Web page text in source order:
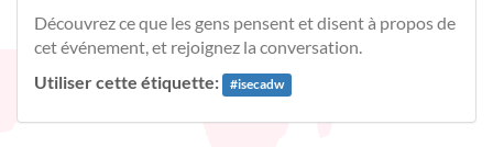
Découvrez ce que les gens pensent et disent à propos de
cet événement, et rejoignez la conversation.
Utiliser cette étiquette:
#isecadw